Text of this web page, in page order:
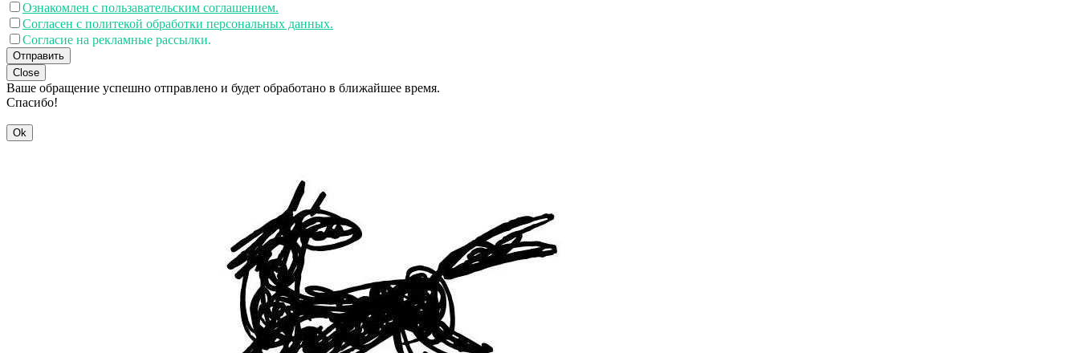
Ознакомлен с пользавательским соглашением.
Согласен с политекой обработки персональных данных.
Согласие на рекламные рассылки.
Отправить
Close
Ваше обращение успешно отправлено и будет обработано в ближайшее время.
Спасибо!
Ok